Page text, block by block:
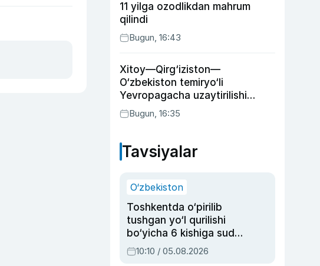
11 yilga ozodlikdan mahrum
qilindi
Bugun, 16:43
Xitoy—Qirg‘iziston—
O‘zbekiston temiryo‘li
Yevropagacha uzaytirilishi
mumkin
Bugun, 16:35
Tavsiyalar
O‘zbekiston
Toshkentda o‘pirilib
tushgan yo‘l qurilishi
bo‘yicha 6 kishiga sud
hukmi o‘qildi
10:10 / 05.08.2026